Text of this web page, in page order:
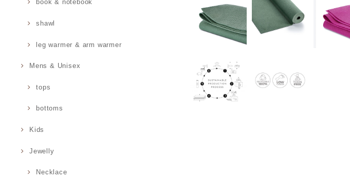
book & notebook
shawl
leg warmer & arm warmer
Mens & Unisex
tops
bottoms
Kids
Jewelly
Necklace